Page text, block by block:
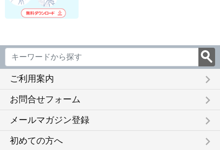
ご利用案内 keyboard_arrow_right
お問合せフォーム keyboard_arrow_right
メールマガジン登録 keyboard_arrow_right
初めての方へ keyboard_arrow_right